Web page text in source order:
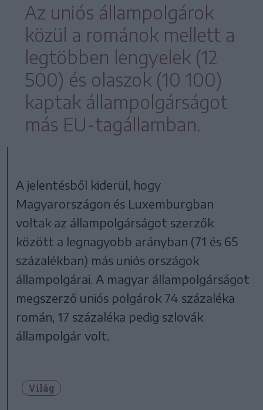
Az uniós állampolgárok
közül a románok mellett a
legtöbben lengyelek (12
500) és olaszok (10 100)
kaptak állampolgárságot
más EU-tagállamban.
A jelentésből kiderül, hogy
Magyarországon és Luxemburgban
voltak az állampolgárságot szerzők
között a legnagyobb arányban (71 és 65
százalékban) más uniós országok
állampolgárai. A magyar állampolgárságot
megszerző uniós polgárok 74 százaléka
román, 17 százaléka pedig szlovák
állampolgár volt.
Világ